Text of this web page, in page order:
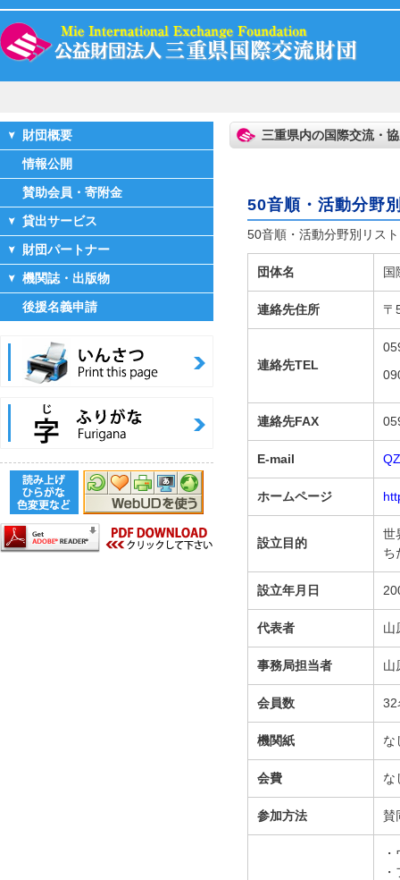
三重県内の国際交流・
50音順・活動分野
50音順・活動分野別リス
団体名
連絡先住所 〒
連絡先TEL
連絡先FAX
E-mail
ホームページ
設立目的
世
ち
設立年月日
代表者
事務局担当者
会員数 32
機関紙 な
会費 な
参加方法 賛
財団概要
情報公開
賛助会員・寄附金
貸出サービス
財団パートナー
機関誌・出版物
後援名義申請